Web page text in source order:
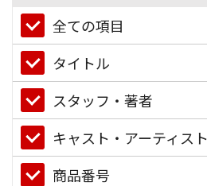
全ての項目
タイトル
スタッフ・著者
キャスト・アーティスト
商品番号